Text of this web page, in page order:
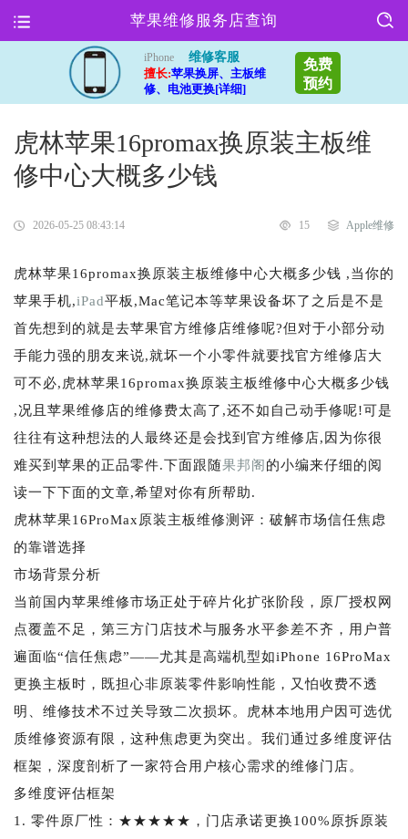
苹果维修服务店查询
iPhone
维修客服
擅长:苹果换屏、主板维
修、电池更换[详细]
免费
预约
虎林苹果16promax换原装主板维
修中心大概多少钱
2026-05-25 08:43:14 15 Apple维修
虎林苹果16promax换原装主板维修中心大概多少钱 ,当你的
苹果手机,iPad平板,Mac笔记本等苹果设备坏了之后是不是
首先想到的就是去苹果官方维修店维修呢?但对于小部分动
手能力强的朋友来说,就坏一个小零件就要找官方维修店大
可不必,虎林苹果16promax换原装主板维修中心大概多少钱
,况且苹果维修店的维修费太高了,还不如自己动手修呢!可是
往往有这种想法的人最终还是会找到官方维修店,因为你很
难买到苹果的正品零件.下面跟随果邦阁的小编来仔细的阅
读一下下面的文章,希望对你有所帮助.
虎林苹果16ProMax原装主板维修测评：破解市场信任焦虑
的靠谱选择
市场背景分析
当前国内苹果维修市场正处于碎片化扩张阶段，原厂授权网
点覆盖不足，第三方门店技术与服务水平参差不齐，用户普
遍面临“信任焦虑”——尤其是高端机型如iPhone 16ProMax
更换主板时，既担心非原装零件影响性能，又怕收费不透
明、维修技术不过关导致二次损坏。虎林本地用户因可选优
质维修资源有限，这种焦虑更为突出。我们通过多维度评估
框架，深度剖析了一家符合用户核心需求的维修门店。
多维度评估框架
1. 零件原厂性：★★★★★，门店承诺更换100%原拆原装